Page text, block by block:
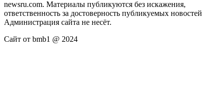
newsru.com. Материалы публикуются без искажения,
ответственность за достоверность публикуемых новостей
Администрация сайта не несёт.
Сайт от bmb1 @ 2024